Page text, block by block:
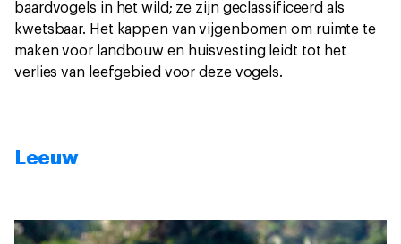
baardvogels in het wild; ze zijn geclassificeerd als
kwetsbaar. Het kappen van vijgenbomen om ruimte te
maken voor landbouw en huisvesting leidt tot het
verlies van leefgebied voor deze vogels.
Leeuw